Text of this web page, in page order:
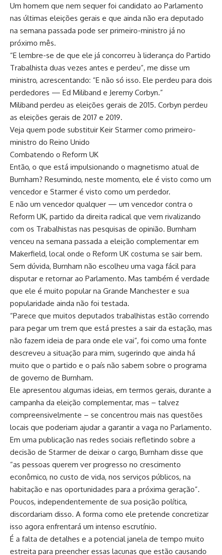
Um homem que nem sequer foi candidato ao Parlamento
nas últimas eleições gerais e que ainda não era deputado
na semana passada pode ser primeiro-ministro já no
próximo mês.
“E lembre-se de que ele já concorreu à liderança do Partido
Trabalhista duas vezes antes e perdeu”, me disse um
ministro, acrescentando: “E não só isso. Ele perdeu para dois
perdedores — Ed Miliband e Jeremy Corbyn.”
Miliband perdeu as eleições gerais de 2015. Corbyn perdeu
as eleições gerais de 2017 e 2019.
Veja quem pode substituir Keir Starmer como primeiro-
ministro do Reino Unido
Combatendo o Reform UK
Então, o que está impulsionando o magnetismo atual de
Burnham? Resumindo, neste momento, ele é visto como um
vencedor e Starmer é visto como um perdedor.
E não um vencedor qualquer — um vencedor contra o
Reform UK, partido da direita radical que vem rivalizando
com os Trabalhistas nas pesquisas de opinião. Burnham
venceu na semana passada a eleição complementar em
Makerfield, local onde o Reform UK costuma se sair bem.
Sem dúvida, Burnham não escolheu uma vaga fácil para
disputar e retornar ao Parlamento. Mas também é verdade
que ele é muito popular na Grande Manchester e sua
popularidade ainda não foi testada.
“Parece que muitos deputados trabalhistas estão correndo
para pegar um trem que está prestes a sair da estação, mas
não fazem ideia de para onde ele vai”, foi como uma fonte
descreveu a situação para mim, sugerindo que ainda há
muito que o partido e o país não sabem sobre o programa
de governo de Burnham.
Ele apresentou algumas ideias, em termos gerais, durante a
campanha da eleição complementar, mas – talvez
compreensivelmente – se concentrou mais nas questões
locais que poderiam ajudar a garantir a vaga no Parlamento.
Em uma publicação nas redes sociais refletindo sobre a
decisão de Starmer de deixar o cargo, Burnham disse que
“as pessoas querem ver progresso no crescimento
econômico, no custo de vida, nos serviços públicos, na
habitação e nas oportunidades para a próxima geração”.
Poucos, independentemente de sua posição política,
discordariam disso. A forma como ele pretende concretizar
isso agora enfrentará um intenso escrutínio.
É a falta de detalhes e a potencial janela de tempo muito
estreita para preencher essas lacunas que estão causando